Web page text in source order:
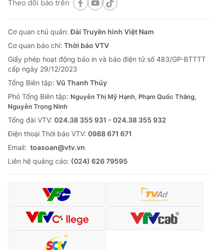
Theo dõi báo trên
Cơ quan chủ quản:Đài Truyền hình Việt Nam
Cơ quan báo chí: Thời báo VTV
Giấy phép hoạt động báo in và báo điện tử số 483/GP-BTTTT
cấp ngày 29/12/2023
Tổng Biên tập: Vũ Thanh Thủy
Phó Tổng Biên tập: Nguyễn Thị Mỹ Hạnh, Phạm Quốc Thắng,
Nguyễn Trọng Ninh
Tổng đài VTV: 024.38 355 931 - 024.38 355 932
Ðiện thoại Thời báo VTV: 0988 671 671
Email: toasoan@vtv.vn
Liên hệ quảng cáo: (024) 626 79595